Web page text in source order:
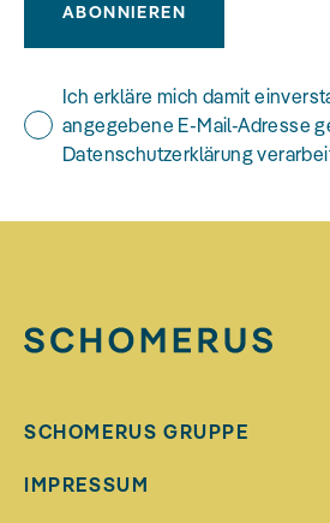
ABONNIEREN
Ich erkläre mich damit
angegebene E-Mail-Adresse
Datenschutzerklärung
SCHOMERUS GRUPPE
IMPRESSUM